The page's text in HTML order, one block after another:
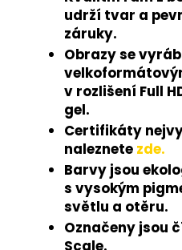
udrží tvar a
záruky.
Obrazy se
v rozlišení Full
gel.
Certifikáty
naleznete zde.
Barvy jsou
s vysokým
světlu a otěru.
Označeny jsou
Scale.